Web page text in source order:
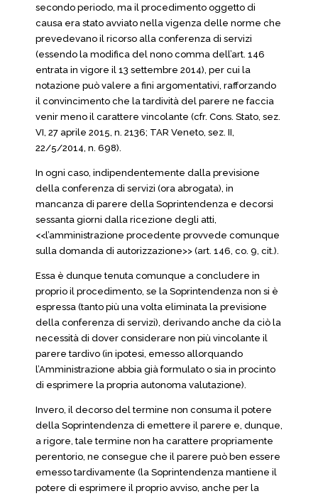
secondo periodo, ma il procedimento oggetto di
causa era stato avviato nella vigenza delle norme che
prevedevano il ricorso alla conferenza di servizi
(essendo la modifica del nono comma dell’art. 146
entrata in vigore il 13 settembre 2014), per cui la
notazione può valere a fini argomentativi, rafforzando
il convincimento che la tardività del parere ne faccia
venir meno il carattere vincolante (cfr. Cons. Stato, sez.
VI, 27 aprile 2015, n. 2136; TAR Veneto, sez. II,
22/5/2014, n. 698).
In ogni caso, indipendentemente dalla previsione
della conferenza di servizi (ora abrogata), in
mancanza di parere della Soprintendenza e decorsi
sessanta giorni dalla ricezione degli atti,
<<l’amministrazione procedente provvede comunque
sulla domanda di autorizzazione>> (art. 146, co. 9, cit.).
Essa è dunque tenuta comunque a concludere in
proprio il procedimento, se la Soprintendenza non si è
espressa (tanto più una volta eliminata la previsione
della conferenza di servizi), derivando anche da ciò la
necessità di dover considerare non più vincolante il
parere tardivo (in ipotesi, emesso allorquando
l’Amministrazione abbia già formulato o sia in procinto
di esprimere la propria autonoma valutazione).
Invero, il decorso del termine non consuma il potere
della Soprintendenza di emettere il parere e, dunque,
a rigore, tale termine non ha carattere propriamente
perentorio, ne consegue che il parere può ben essere
emesso tardivamente (la Soprintendenza mantiene il
potere di esprimere il proprio avviso, anche per la